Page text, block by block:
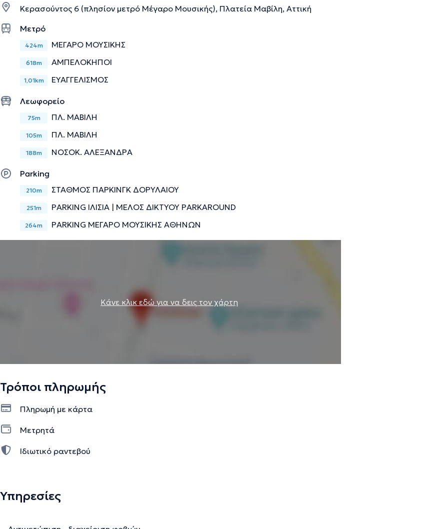
ατομικές συνεδρίες σε ενήλικες και εφήβους για την αντιμετώπιση δυσκολιών, όπως
άγχος, κρίσεις πανικού, κατάθλιψη, φοβίες, έμμονες ιδέες, θυμός, διαπροσωπικές
δυσκολίες, αποξένωση, μειωμένη αυτοεκτίμηση, έλλειψη κινήτρου, αρνητικά
συναισθήματα.
Την περιγραφή επιμελείται η ομάδα του doctoranytime βασισμένη σε επαληθευμένες πληροφορίες.
Κερασούντος 6 (πλησίον μετρό Μέγαρο Μουσικής), Πλατεία Μαβίλη, Αττική
Μετρό
424m ΜΕΓΑΡΟ ΜΟΥΣΙΚΗΣ
618m ΑΜΠΕΛΟΚΗΠΟΙ
1,01km ΕΥΑΓΓΕΛΙΣΜΟΣ
Λεωφορείο
75m ΠΛ. ΜΑΒΙΛΗ
105m ΠΛ. ΜΑΒΙΛΗ
188m ΝΟΣΟΚ. ΑΛΕΞΑΝΔΡΑ
Parking
210m ΣΤΑΘΜΟΣ ΠΑΡΚΙΝΓΚ ΔΟΡΥΛΑΙΟΥ
251m PARKING ΙΛΙΣΙΑ | ΜΕΛΟΣ ΔΙΚΤΥΟΥ PARKAROUND
264m PARKING ΜΕΓΑΡΟ ΜΟΥΣΙΚΗΣ ΑΘΗΝΩΝ
Κάνε κλικ εδώ για να δεις τον χάρτη
Τρόποι πληρωμής
Πληρωμή με κάρτα
Μετρητά
Ιδιωτικό ραντεβού
Υπηρεσίες